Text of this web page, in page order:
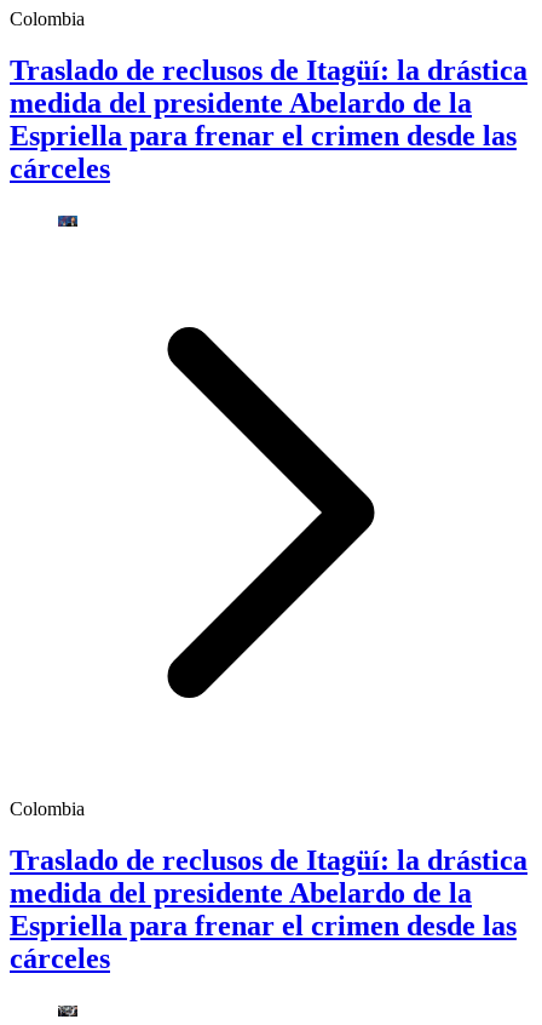
Colombia
Traslado de reclusos de Itagüí: la drástica
medida del presidente Abelardo de la
Espriella para frenar el crimen desde las
cárceles
Colombia
Traslado de reclusos de Itagüí: la drástica
medida del presidente Abelardo de la
Espriella para frenar el crimen desde las
cárceles